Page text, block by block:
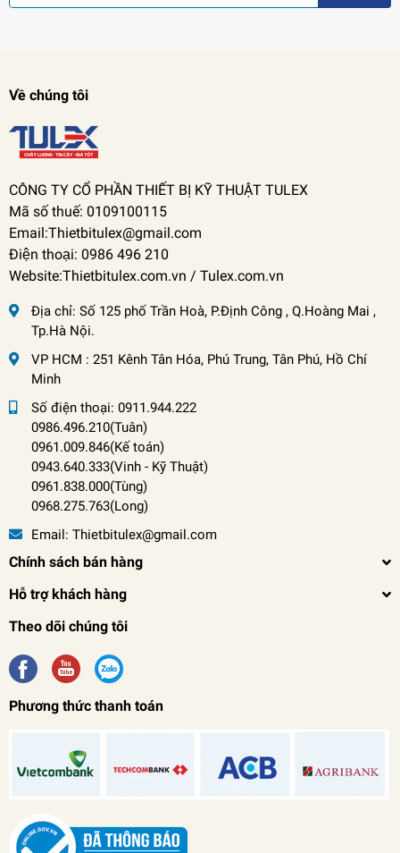
Về chúng tôi
CÔNG TY CỔ PHẦN THIẾT BỊ KỸ THUẬT TULEX
Mã số thuế: 0109100115
Email:Thietbitulex@gmail.com
Điện thoại: 0986 496 210
Website:Thietbitulex.com.vn / Tulex.com.vn
Địa chỉ: Số 125 phố Trần Hoà, P.Định Công , Q.Hoàng Mai ,
Tp.Hà Nội.
VP HCM : 251 Kênh Tân Hóa, Phú Trung, Tân Phú, Hồ Chí
Minh
Số điện thoại: 0911.944.222
0986.496.210(Tuân)
0961.009.846(Kế toán)
0943.640.333(Vinh - Kỹ Thuật)
0961.838.000(Tùng)
0968.275.763(Long)
Email: Thietbitulex@gmail.com
Chính sách bán hàng
Hỗ trợ khách hàng
Theo dõi chúng tôi
Phương thức thanh toán
0₫